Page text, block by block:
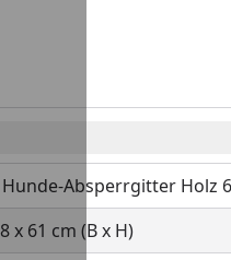
Hunde-Absperrgitter Holz
x 61 cm (B x H)